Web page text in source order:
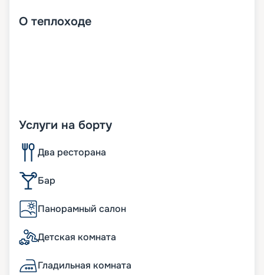
О теплоходе
Услуги на борту
Два ресторана
Бар
Панорамный салон
Детская комната
Гладильная комната